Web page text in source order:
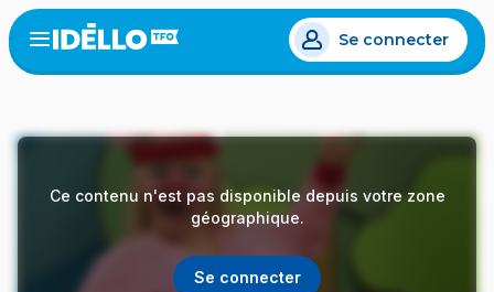
Aller
au
contenu
Open
menu
Se connecter
Ce contenu n'est pas disponible depuis votre zone
géographique.
Se connecter